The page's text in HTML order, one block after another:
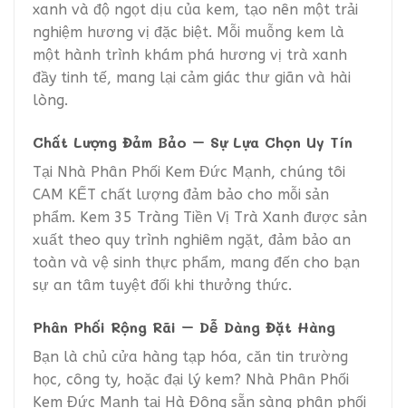
xanh và độ ngọt dịu của kem, tạo nên một trải
nghiệm hương vị đặc biệt. Mỗi muỗng kem là
một hành trình khám phá hương vị trà xanh
đầy tinh tế, mang lại cảm giác thư giãn và hài
lòng.
Chất Lượng Đảm Bảo – Sự Lựa Chọn Uy Tín
Tại Nhà Phân Phối Kem Đức Mạnh, chúng tôi
CAM KẾT chất lượng đảm bảo cho mỗi sản
phẩm. Kem 35 Tràng Tiền Vị Trà Xanh được sản
xuất theo quy trình nghiêm ngặt, đảm bảo an
toàn và vệ sinh thực phẩm, mang đến cho bạn
sự an tâm tuyệt đối khi thưởng thức.
Phân Phối Rộng Rãi – Dễ Dàng Đặt Hàng
Bạn là chủ cửa hàng tạp hóa, căn tin trường
học, công ty, hoặc đại lý kem? Nhà Phân Phối
Kem Đức Mạnh tại Hà Đông sẵn sàng phân phối